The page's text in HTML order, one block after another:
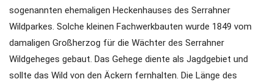
sogenannten ehemaligen Heckenhauses des Serrahner
Wildparkes. Solche kleinen Fachwerkbauten wurde 1849 vom
damaligen Großherzog für die Wächter des Serrahner
Wildgeheges gebaut. Das Gehege diente als Jagdgebiet und
sollte das Wild von den Äckern fernhalten. Die Länge des